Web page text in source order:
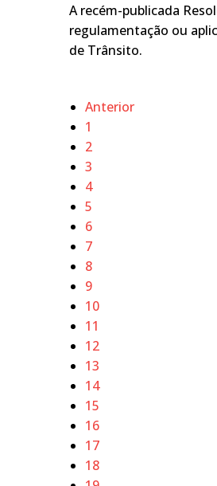
A recém-publicada
regulamentação ou
de Trânsito.
Anterior
1
2
3
4
5
6
7
8
9
10
11
12
13
14
15
16
17
18